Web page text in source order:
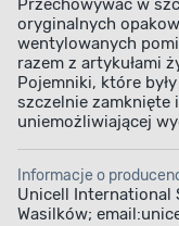
Przechowywać w
oryginalnych
wentylowanych
razem z artykułami
Pojemniki, które
szczelnie zamknięte
uniemożliwiającej
Informacje o
Unicell International
Wasilków;